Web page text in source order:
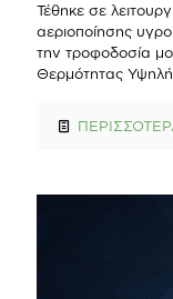
Τέθηκε σε
αεριοποίησης
την τροφοδοσία
Θερμότητας